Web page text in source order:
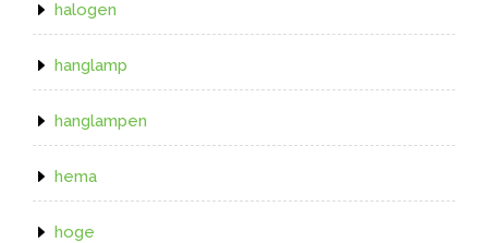
halogen
hanglamp
hanglampen
hema
hoge